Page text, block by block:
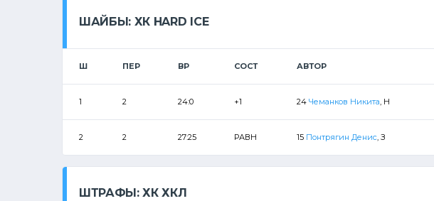
ШАЙБЫ: ХК HARD ICE
Ш ПЕР ВР СОСТ АВТОР
1 2 24:0 +1 24 Чеманков Никита, Н
2 2 27:25 РАВН 15 Понтрягин Денис, З
ШТРАФЫ: ХК ХКЛ